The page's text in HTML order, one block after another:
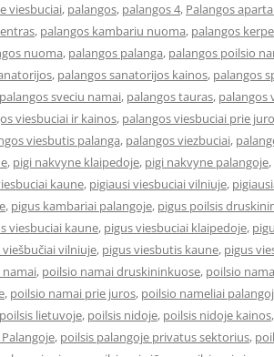
viesbuciai, palangos, palangos 4, Palangos
, palangos kambariu nuoma, palangos kerpe
nuoma, palangos palanga, palangos poilsio
, palangos sanatorijos kainos, palangos
palangos sveciu namai, palangos tauras, palangos
viesbuciai ir kainos, palangos viesbuciai prie
viesbutis palanga, palangos viezbuciai,
, pigi nakvyne klaipedoje, pigi nakvyne palangoje,
kaune, pigiausi viesbuciai vilniuje,
, pigus kambariai palangoje, pigus poilsis
viesbuciai kaune, pigus viesbuciai klaipedoje,
viešbučiai vilniuje, pigus viesbutis kaune, pigus
namai, poilsio namai druskininkuose, poilsio
, poilsio namai prie juros, poilsio nameliai
poilsis lietuvoje, poilsis nidoje, poilsis nidoje kainos,
, poilsis palangoje privatus sektorius,